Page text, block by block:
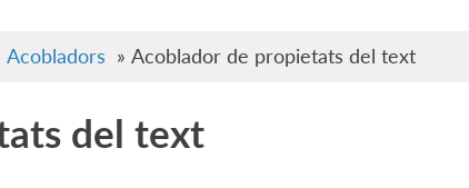
Acobladors » Acoblador de propietats del text
del text